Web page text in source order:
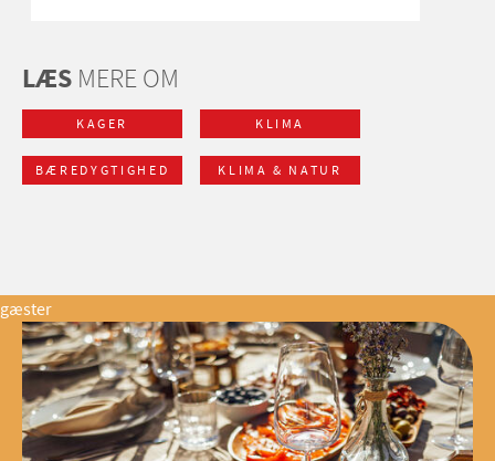
LÆS MERE OM
KAGER KLIMA
BÆREDYGTIGHED KLIMA & NATUR
gæster